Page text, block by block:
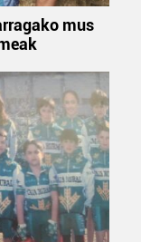
mus